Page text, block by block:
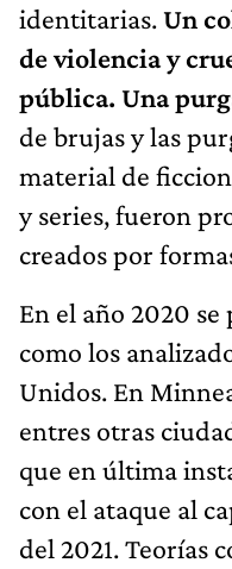
identitarias.Un
de violencia y
pública. Una
de brujas y las
material de
y series, fueron
creados por
En el año 2020
como los
Unidos. En
entres otras
que en última
con el ataque al
del 2021. Teorías